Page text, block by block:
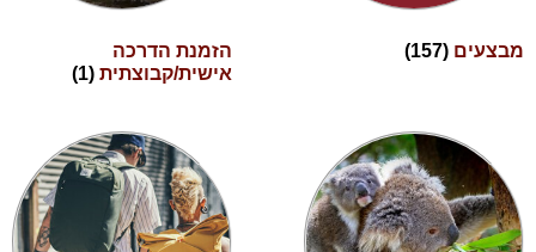
מבצעים (157)
הזמנת הדרכה
אישית/קבוצתית (1)